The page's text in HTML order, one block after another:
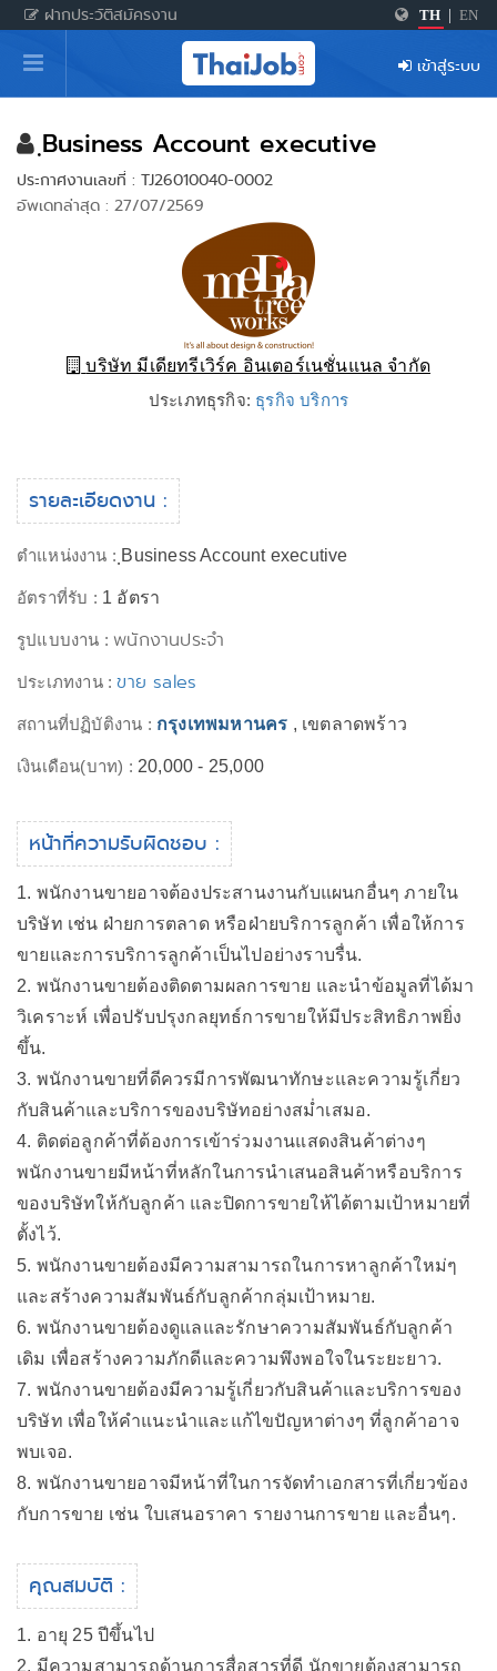
ฝากประวัติสมัครงาน TH EN
หน้าหลัก
ผู้สมัครงาน: เข้าสู่ระบบ
ฝากประวัติสมัครงาน
เกร็ดความรู้
สำหรับผู้ประกอบการ
เข้าสู่ระบบ
ฺBusiness Account executive
ประกาศงานเลขที่ : TJ26010040-0002
อัพเดทล่าสุด : 27/07/2569
บริษัท มีเดียทรีเวิร์ค อินเตอร์เนชั่นแนล จำกัด
ประเภทธุรกิจ: ธุรกิจ บริการ
รายละเอียดงาน :
ตำแหน่งงาน : ฺBusiness Account executive
อัตราที่รับ : 1 อัตรา
รูปแบบงาน :พนักงานประจำ
ประเภทงาน :ขาย sales
สถานที่ปฏิบัติงาน : กรุงเทพมหานคร , เขตลาดพร้าว
เงินเดือน(บาท) : 20,000 - 25,000
หน้าที่ความรับผิดชอบ :
1. พนักงานขายอาจต้องประสานงานกับแผนกอื่นๆ ภายใน
บริษัท เช่น ฝ่ายการตลาด หรือฝ่ายบริการลูกค้า เพื่อให้การ
ขายและการบริการลูกค้าเป็นไปอย่างราบรื่น.
2. พนักงานขายต้องติดตามผลการขาย และนำข้อมูลที่ได้มา
วิเคราะห์ เพื่อปรับปรุงกลยุทธ์การขายให้มีประสิทธิภาพยิ่ง
ขึ้น.
3. พนักงานขายที่ดีควรมีการพัฒนาทักษะและความรู้เกี่ยว
กับสินค้าและบริการของบริษัทอย่างสม่ำเสมอ.
4. ติดต่อลูกค้าที่ต้องการเข้าร่วมงานแสดงสินค้าต่างๆ
พนักงานขายมีหน้าที่หลักในการนำเสนอสินค้าหรือบริการ
ของบริษัทให้กับลูกค้า และปิดการขายให้ได้ตามเป้าหมายที่
ตั้งไว้.
5. พนักงานขายต้องมีความสามารถในการหาลูกค้าใหม่ๆ
และสร้างความสัมพันธ์กับลูกค้ากลุ่มเป้าหมาย.
6. พนักงานขายต้องดูแลและรักษาความสัมพันธ์กับลูกค้า
เดิม เพื่อสร้างความภักดีและความพึงพอใจในระยะยาว.
7. พนักงานขายต้องมีความรู้เกี่ยวกับสินค้าและบริการของ
บริษัท เพื่อให้คำแนะนำและแก้ไขปัญหาต่างๆ ที่ลูกค้าอาจ
พบเจอ.
8. พนักงานขายอาจมีหน้าที่ในการจัดทำเอกสารที่เกี่ยวข้อง
กับการขาย เช่น ใบเสนอราคา รายงานการขาย และอื่นๆ.
คุณสมบัติ :
1. อายุ 25 ปีขึ้นไป
2. มีความสามารถด้านการสื่อสารที่ดี นักขายต้องสามารถ